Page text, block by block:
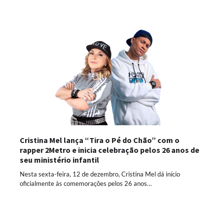
Cristina Mel lança “Tira o Pé do Chão” com o
rapper 2Metro e inicia celebração pelos 26 anos de
seu ministério infantil
Nesta sexta-feira, 12 de dezembro, Cristina Mel dá início
oficialmente às comemorações pelos 26 anos…